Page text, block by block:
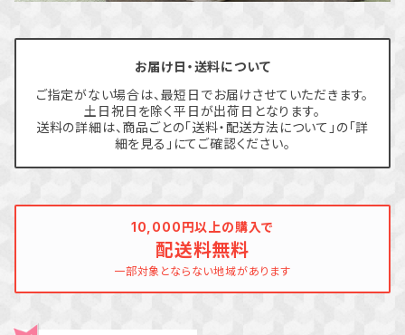
お届け日・送料について
ご指定がない場合は、最短日でお届けさせていただきます。
土日祝日を除く平日が出荷日となります。
送料の詳細は、商品ごとの「送料・配送方法について」の「詳
細を見る」にてご確認ください。
10,000円以上の購入で
配送料無料
一部対象とならない地域があります